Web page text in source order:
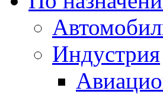
Индустрия